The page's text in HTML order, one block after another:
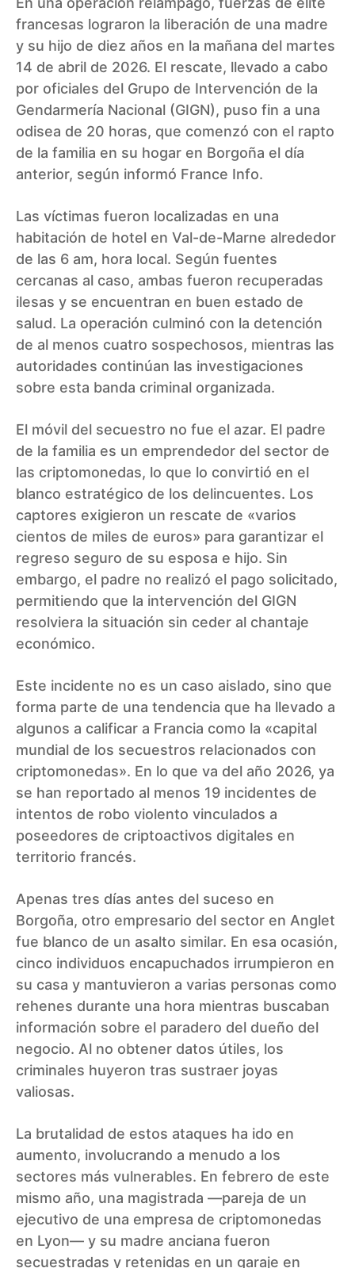
francesas lograron la liberación de una madre
y su hijo de diez años en la mañana del martes
14 de abril de 2026. El rescate, llevado a cabo
por oficiales del Grupo de Intervención de la
Gendarmería Nacional (GIGN), puso fin a una
odisea de 20 horas, que comenzó con el rapto
de la familia en su hogar en Borgoña el día
anterior, según informó France Info.
Las víctimas fueron localizadas en una
habitación de hotel en Val-de-Marne alrededor
de las 6 am, hora local. Según fuentes
cercanas al caso, ambas fueron recuperadas
ilesas y se encuentran en buen estado de
salud. La operación culminó con la detención
de al menos cuatro sospechosos, mientras las
autoridades continúan las investigaciones
sobre esta banda criminal organizada.
El móvil del secuestro no fue el azar. El padre
de la familia es un emprendedor del sector de
las criptomonedas, lo que lo convirtió en el
blanco estratégico de los delincuentes. Los
captores exigieron un rescate de «varios
cientos de miles de euros» para garantizar el
regreso seguro de su esposa e hijo. Sin
embargo, el padre no realizó el pago solicitado,
permitiendo que la intervención del GIGN
resolviera la situación sin ceder al chantaje
económico.
Este incidente no es un caso aislado, sino que
forma parte de una tendencia que ha llevado a
algunos a calificar a Francia como la «capital
mundial de los secuestros relacionados con
criptomonedas». En lo que va del año 2026, ya
se han reportado al menos 19 incidentes de
intentos de robo violento vinculados a
poseedores de criptoactivos digitales en
territorio francés.
Apenas tres días antes del suceso en
Borgoña, otro empresario del sector en Anglet
fue blanco de un asalto similar. En esa ocasión,
cinco individuos encapuchados irrumpieron en
su casa y mantuvieron a varias personas como
rehenes durante una hora mientras buscaban
información sobre el paradero del dueño del
negocio. Al no obtener datos útiles, los
criminales huyeron tras sustraer joyas
valiosas.
La brutalidad de estos ataques ha ido en
aumento, involucrando a menudo a los
sectores más vulnerables. En febrero de este
mismo año, una magistrada —pareja de un
ejecutivo de una empresa de criptomonedas
en Lyon— y su madre anciana fueron
secuestradas y retenidas en un garaje en